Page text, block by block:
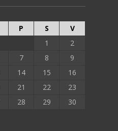
P S
V
1
2
7 8
9
14 15
16
21 22
23
28 29
30